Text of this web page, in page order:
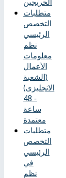
الخريجين
متطلبات
التخصص
الرئيسي
نظم
معلومات
الأعمال
(الشعبة
الانجليزى)
- 48
ساعة
معتمدة
متطلبات
التخصص
الرئيسي
في
نظم